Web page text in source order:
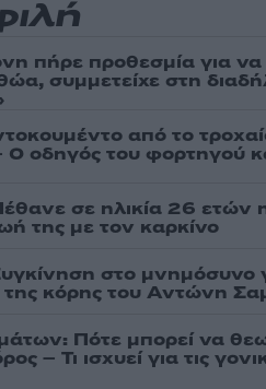
πήρε προθεσμία για να
συμμετείχε στη
από το
Ο οδηγός του φορτηγού
σε ηλικία 26 ετών
της με τον καρκίνο
στο μνημόσυνο
κόρης του Αντώνη
Πότε μπορεί να
– Τι ισχυεί για τις